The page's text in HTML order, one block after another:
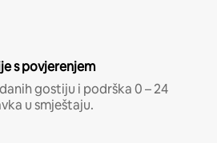
s povjerenjem
gostiju i podrška 0 – 24
u smještaju.